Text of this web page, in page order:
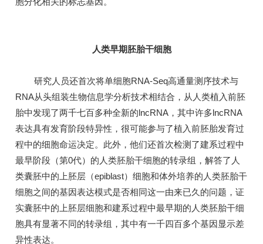
人类早期胚胎干细胞
研究人员还首次将单细胞RNA-Seq高通量测序技术与
RNA从头组装生物信息学分析技术相结合，从人类植入前胚
胎中发现了两千七百多种全新的lncRNA，其中许多lncRNA
表达具有发育阶段特异性，很可能参与了植入前胚胎发育过
程中的细胞命运决定。此外，他们还首次检测了建系过程中
最早阶段（第0代）的人类胚胎干细胞的转录组，解答了人
类囊胚中的上胚层（epiblast）细胞和体外培养的人类胚胎干
细胞之间的基因表达模式是否相同这一由来已久的问题，证
实囊胚中的上胚层细胞和建系过程中最早期的人类胚胎干细
胞具有显著不同的转录组，其中有一千四百多个基因显示差
异性表达。